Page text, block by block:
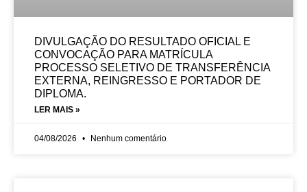
DIVULGAÇÃO DO RESULTADO OFICIAL E
CONVOCAÇÃO PARA MATRÍCULA
PROCESSO SELETIVO DE TRANSFERÊNCIA
EXTERNA, REINGRESSO E PORTADOR DE
DIPLOMA.
LER MAIS »
04/08/2026 Nenhum comentário